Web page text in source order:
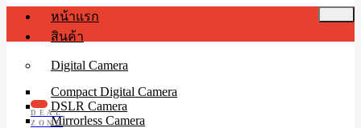
หน้าแรก
สินค้า
Digital Camera
Compact Digital Camera
DSLR Camera
Mirrorless Camera
DEAL
ZONE